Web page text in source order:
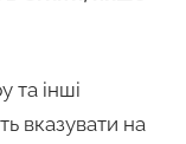
та інші
вказувати на